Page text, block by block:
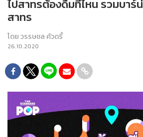
ไปสาทรต้องดื่มที่ไหน รวมบาร์
สาทร
โดยวรรษชล คัวดรี้
26.10.2020